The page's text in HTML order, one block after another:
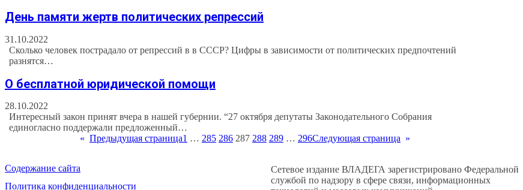
День памяти жертв политических репрессий
31.10.2022
Сколько человек пострадало от репрессий в в СССР? Цифры в зависимости от политических предпочтений
разнятся…
О бесплатной юридической помощи
28.10.2022
Интересный закон принят вчера в нашей губернии. “27 октября депутаты Законодательного Собрания
единогласно поддержали предложенный…
« Предыдущая страница1 … 285 286 287 288 289 … 296Следующая страница »
Содержание сайта
Политика конфиденциальности
Сетевое издание ВЛАДЕГА зарегистрировано Федеральной
службой по надзору в сфере связи, информационных